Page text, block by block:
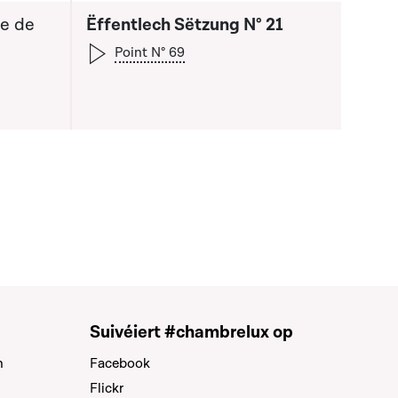
liste qui précède
de
Ëffentlech Sëtzung N° 21
Point N° 69
Suivéiert #chambrelux op
Facebook
Flickr